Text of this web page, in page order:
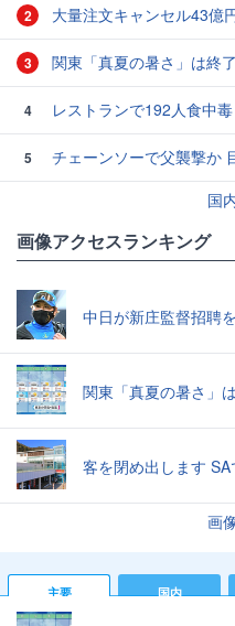
2 大量注文キャンセル43億
3 関東「真夏の暑さ」は終
4 レストランで192人食中
5
チェーンソーで父襲撃か
国
画像アクセスランキング
中日が新庄監督招聘
関東「真夏の暑さ」
客を閉め出します
画
主要 国内